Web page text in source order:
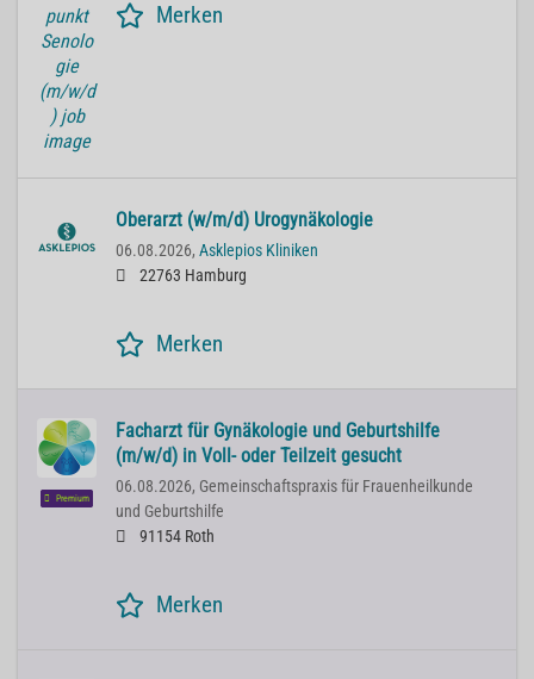
Merken
Oberarzt (w/m/d) Urogynäkologie
06.08.2026, Asklepios Kliniken
22763 Hamburg
Merken
Premium
Facharzt für Gynäkologie und Geburtshilfe
(m/w/d) in Voll- oder Teilzeit gesucht
06.08.2026, Gemeinschaftspraxis für Frauenheilkunde
und Geburtshilfe
91154 Roth
Merken